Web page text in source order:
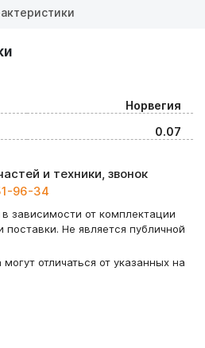
Норвегия
0.07
и техники, звонок
96-34
зависимости от комплектации
поставки. Не является публичной
отличаться от указанных на